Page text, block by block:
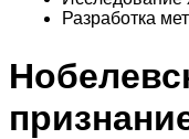
Разработка